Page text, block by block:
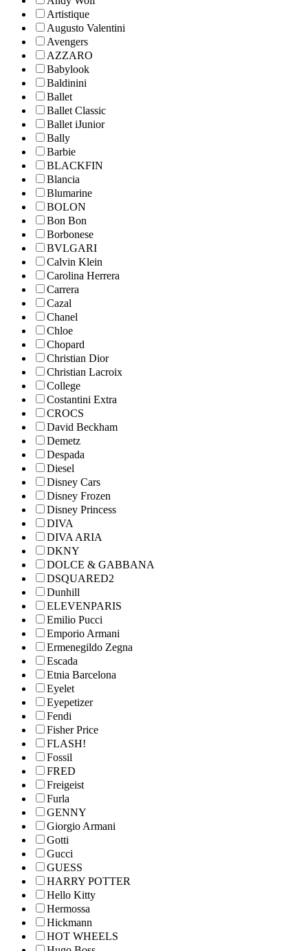
Artistique
Augusto Valentini
Avengers
AZZARO
Babylook
Baldinini
Ballet
Ballet Classic
Ballet iJunior
Bally
Barbie
BLACKFIN
Blancia
Blumarine
BOLON
Bon Bon
Borbonese
BVLGARI
Calvin Klein
Carolina Herrera
Carrera
Cazal
Chanel
Chloe
Chopard
Christian Dior
Christian Lacroix
College
Costantini Extra
CROCS
David Beckham
Demetz
Despada
Diesel
Disney Cars
Disney Frozen
Disney Princess
DIVA
DIVA ARIA
DKNY
DOLCE & GABBANA
DSQUARED2
Dunhill
ELEVENPARIS
Emilio Pucci
Emporio Armani
Ermenegildo Zegna
Escada
Etnia Barcelona
Eyelet
Eyepetizer
Fendi
Fisher Price
FLASH!
Fossil
FRED
Freigeist
Furla
GENNY
Giorgio Armani
Gotti
Gucci
GUESS
HARRY POTTER
Hello Kitty
Hermossa
Hickmann
HOT WHEELS